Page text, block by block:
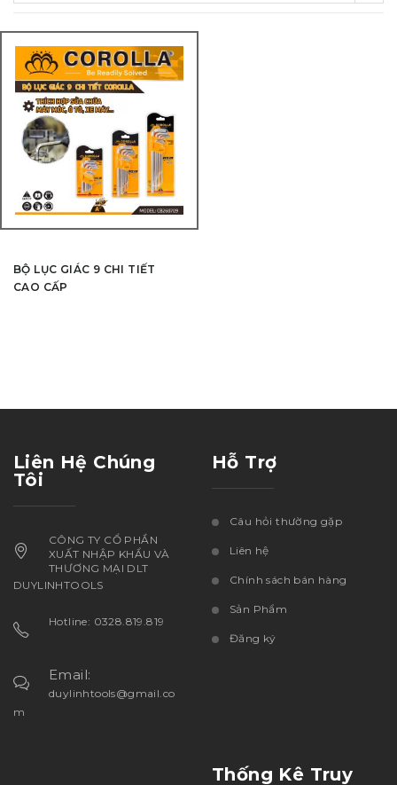
BỘ LỤC GIÁC 9 CHI TIẾT
CAO CẤP
Liên Hệ Chúng
Tôi
CÔNG TY CỔ PHẦN
XUẤT NHẬP KHẨU VÀ
THƯƠNG MẠI DLT
DUYLINHTOOLS
Hotline: 0328.819.819
Email:
duylinhtools@gmail.co
m
Hỗ Trợ
Câu hỏi thường gặp
Liên hệ
Chính sách bán hàng
Sản Phẩm
Đăng ký
Thống Kê Truy